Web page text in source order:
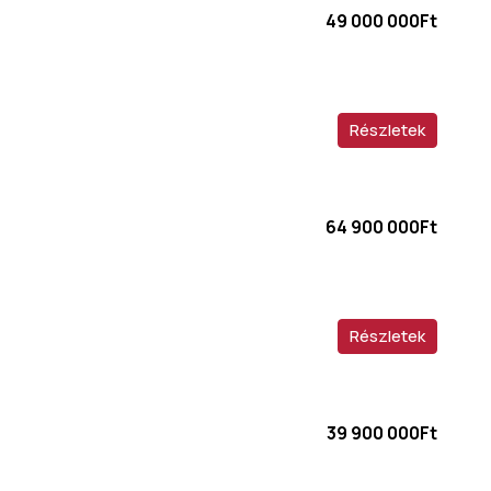
49 000 000Ft
Részletek
64 900 000Ft
Részletek
39 900 000Ft